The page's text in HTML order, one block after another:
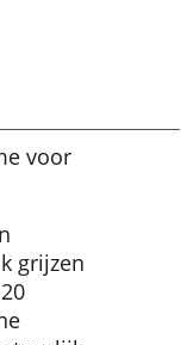
voor
grijzen